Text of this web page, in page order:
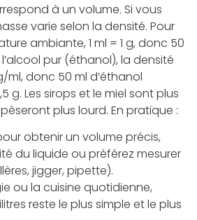
à un volume. Si vous
varie selon la densité. Pour
ambiante, 1 ml = 1 g, donc 50
pur (éthanol), la densité
ml, donc 50 ml d’éthanol
g. Les sirops et le miel sont plus
plus lourd. En pratique :
obtenir un volume précis,
du liquide ou préférez mesurer
jigger, pipette).
ou la cuisine quotidienne,
reste le plus simple et le plus